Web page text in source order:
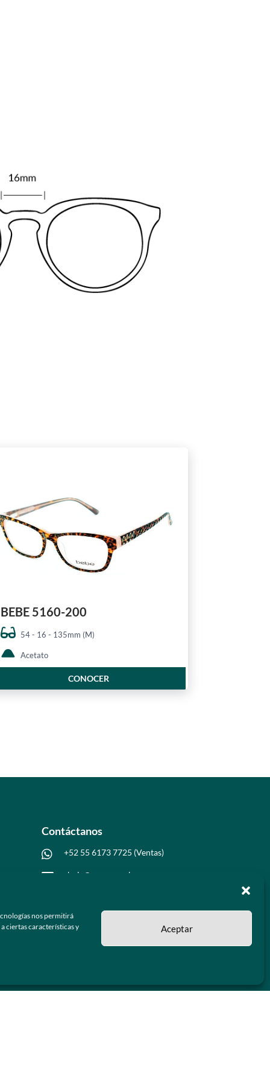
nos permitirá
ciertas características y
Aceptar
BEBE 5160-200
54 - 16 - 135mm (M)
Acetato
CONOCER
Contáctanos
 +52 55 6173 7725 (Ventas)
 hola@grupo-omk.com